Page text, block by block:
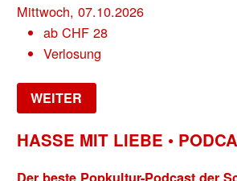
Mittwoch, 07.10.2026
ab CHF28
Verlosung
WEITER
HASSE MIT LIEBE •
Der beste Popkultur-Podcast der